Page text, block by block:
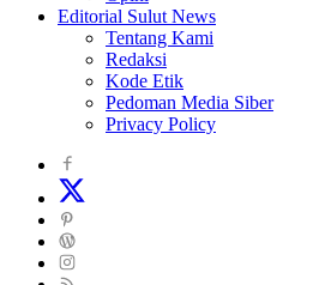
Editorial Sulut News
Tentang Kami
Redaksi
Kode Etik
Pedoman Media Siber
Privacy Policy